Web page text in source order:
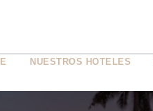
NUESTROS HOTELES